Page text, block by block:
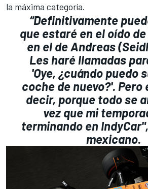
la máxima categoría.
“Definitivamente
que estaré en el oído
en el de Andreas
Les haré llamadas
'Oye, ¿cuándo puedo
coche de nuevo?'.
decir, porque todo se
vez que mi
terminando en
mexicano.